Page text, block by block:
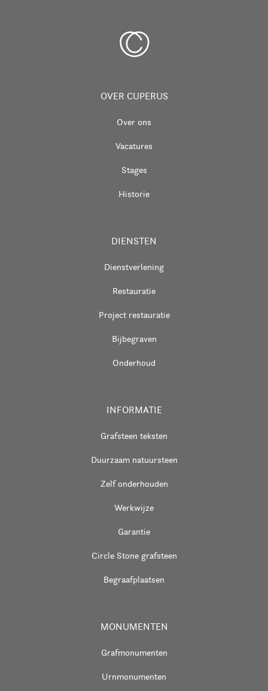
OVER CUPERUS
Over ons
Vacatures
Stages
Historie
DIENSTEN
Dienstverlening
Restauratie
Project restauratie
Bijbegraven
Onderhoud
INFORMATIE
Grafsteen teksten
Duurzaam natuursteen
Zelf onderhouden
Werkwijze
Garantie
Circle Stone grafsteen
Begraafplaatsen
MONUMENTEN
Grafmonumenten
Urnmonumenten